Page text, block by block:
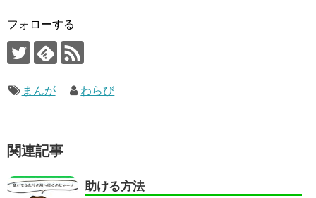
フォローする
まんが わらび
関連記事
助ける方法